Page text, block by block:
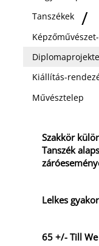
Tanszékek
Kiállítás-
Művésztelep
Szakkör
Tanszék
Lelkes
65 +/- Till